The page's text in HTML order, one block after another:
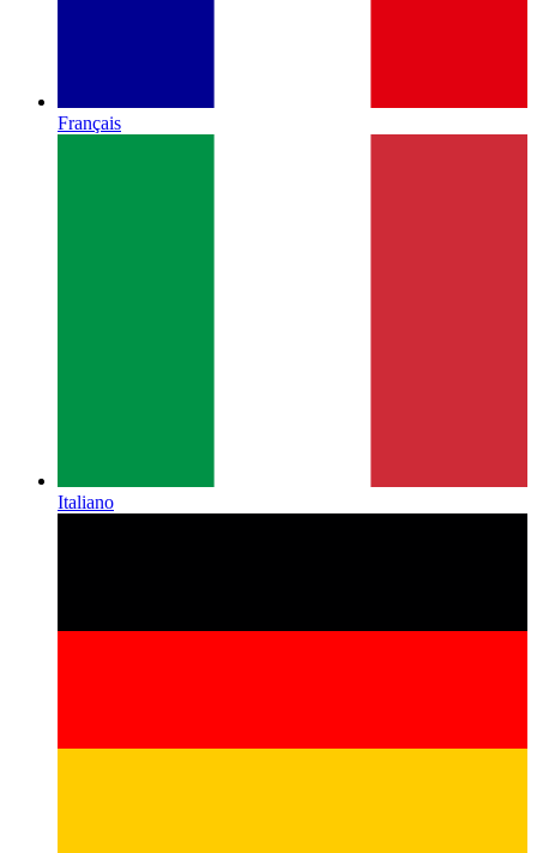
Français
Italiano